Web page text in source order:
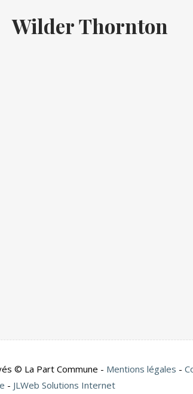
Wilder Thornton
© La Part Commune - Mentions légales -
- JLWeb Solutions Internet